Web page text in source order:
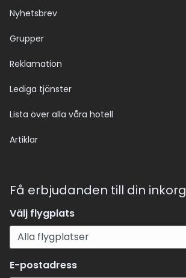
Nyhetsbrev
Grupper
Reklamation
Lediga tjänster
Lista över alla våra hotell
Artiklar
Få erbjudanden till din inkorg
Välj flygplats
E-postadress